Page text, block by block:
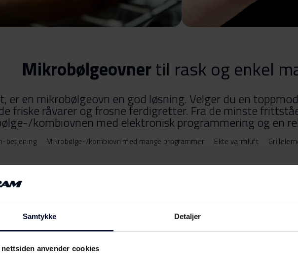
Samtykke Detaljer
nettsiden anvender cookies
Mikrobølgeovnertil rask og enkel
er en mikrobølgeovn en god løsning. Velger du en
friske råvarer og frosne ferdigretter. Fra de minste
kombiovnen med elektronisk programmering og en
betjening Mikrobølge-/kombiovn med mange programmer Ekte varmluft